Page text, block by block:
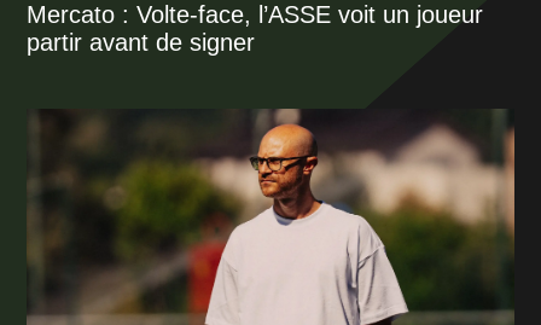
Mercato : Volte-face, l’ASSE voit un joueur
partir avant de signer